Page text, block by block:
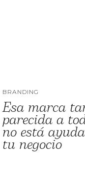
BRANDING
Esa marca
parecida a
no está
tu negocio